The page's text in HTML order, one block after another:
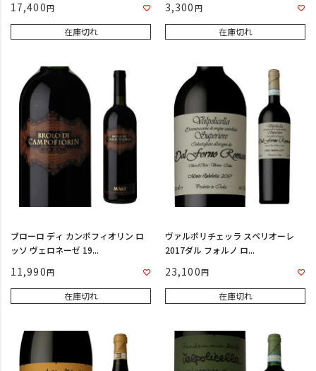
17,400
在庫切れ
3,300
在庫切れ
ブローロ ディ カンポフィオリン ロ
ッソ ヴェロネーゼ 19...
11,990
在庫切れ
ヴァルポリチェッラ スペリオーレ
2017ダル フォルノ ロ...
23,100
在庫切れ